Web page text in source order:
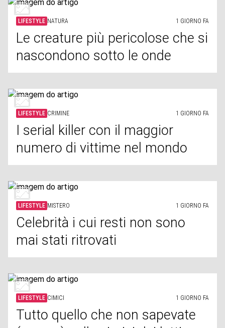
LIFESTYLE NATURA 1 GIORNO FA
Le creature più pericolose che si
nascondono sotto le onde
LIFESTYLE CRIMINE 1 GIORNO FA
I serial killer con il maggior
numero di vittime nel mondo
LIFESTYLE MISTERO 1 GIORNO FA
Celebrità i cui resti non sono
mai stati ritrovati
LIFESTYLE CIMICI 1 GIORNO FA
Tutto quello che non sapevate